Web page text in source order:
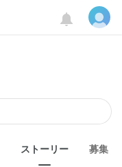
ストーリー 募集